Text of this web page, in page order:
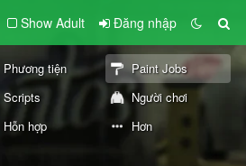
Show Adult Đăng nhập
Phương tiện
Paint Jobs
Scripts
Người chơi
Hỗn hợp Hơn